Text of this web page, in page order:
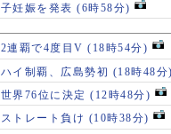
妊娠を発表 (6時58分)
連覇で4度目V (18時54分)
イ制覇、広島勢初 (18時48分)
界76位に決定 (12時48分)
トレート負け (10時38分)